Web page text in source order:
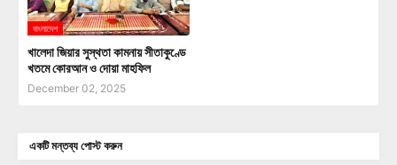
বাংলাদেশ
খালেদা জিয়ার সুস্থতা কামনায় সীতাকুণ্ডে
খতমে কোরআন ও দোয়া মাহফিল
December 02, 2025
একটি মন্তব্য পোস্ট করুন